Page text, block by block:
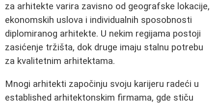
za arhitekte varira zavisno od geografske lokacije,
ekonomskih uslova i individualnih sposobnosti
diplomiranog arhitekte. U nekim regijama postoji
zasićenje tržišta, dok druge imaju stalnu potrebu
za kvalitetnim arhitektama.
Mnogi arhitekti započinju svoju karijeru radeći u
established arhitektonskim firmama, gde stiču